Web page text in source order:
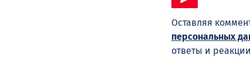
Оставляя
персональных
ответы и